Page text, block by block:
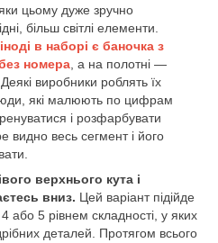
цьому дуже зручно
більш світлі елементи.
іноді в наборі є баночка з
номера , а на полотні —
виробники роблять їх
які малюють по цифрам
і розфарбувати
видно весь сегмент і його
верхнього кута і
вниз. Цей варіант підійде
або 5 рівнем складності, у яких
деталей. Протягом всього